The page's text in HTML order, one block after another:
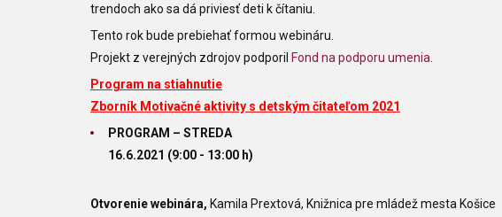
trendoch ako sa dá priviesť deti k čítaniu.
Tento rok bude prebiehať formou webináru.
Projekt z verejných zdrojov podporil Fond na podporu umenia
Program na stiahnutie
Zborník Motivačné aktivity s detským čitateľom 2021
PROGRAM – STREDA
16.6.2021 (9:00 - 13:00 h)
Otvorenie webinára, Kamila Prextová, Knižnica pre mládež mesta Košice